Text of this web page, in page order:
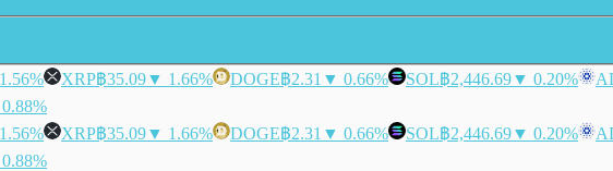
XRP฿35.09▼ 1.66% DOGE฿2.31 ▼ 0.66% SOL฿2,446.69▼ 0.20%
XRP฿35.09▼ 1.66% DOGE฿2.31 ▼ 0.66% SOL฿2,446.69▼ 0.20%